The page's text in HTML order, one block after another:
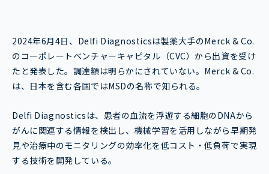
2024年6月4日、Delfi Diagnosticsは製薬大手のMerck & Co.
のコーポレートベンチャーキャピタル（CVC）から出資を受け
たと発表した。調達額は明らかにされていない。Merck & Co.
は、日本を含む各国ではMSDの名称で知られる。
Delfi Diagnosticsは、患者の血流を浮遊する細胞のDNAから
がんに関連する情報を検出し、機械学習を活用しながら早期発
見や治療中のモニタリングの効率化を低コスト・低負荷で実現
する技術を開発している。